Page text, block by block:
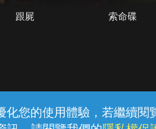
您的使用體驗，若繼續
跟屍 索命碟
線上客服 服務條款